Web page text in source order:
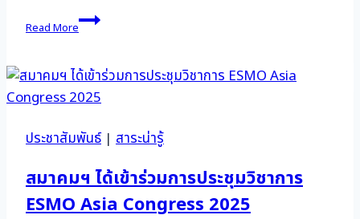
Read More
อัปเดต
หนังสือ
ก้าวหน้า
ใน
การ
รักษา
มะเร็ง
(Updates
Gynecologic
ประชาสัมพันธ์| สาระน่ารู้
สมาคมฯ ได้เข้าร่วมการประชุมวิชาการ
ESMO Asia Congress 2025